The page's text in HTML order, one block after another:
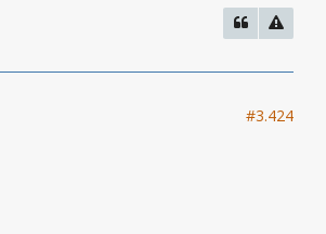
#3.424